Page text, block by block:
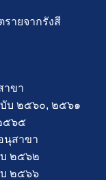
ายจากรังสี
าขา
บ ๒๕๖๐, ๒๕๖๑
๕๖๕
นุสาขา
๒๕๖๒
๒๕๖๖